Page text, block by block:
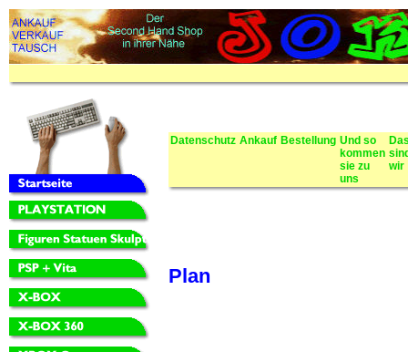
Datenschutz Ankauf Bestellung Und so
kommen
sie zu
uns
wir
Plan